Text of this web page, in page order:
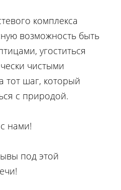
комплекса
возможность быть
угоститься
чистыми
тот шаг, который
с природой.
нами!
под этой